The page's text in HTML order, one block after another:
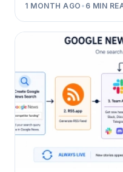
1 MONTH AGO • 6 MIN